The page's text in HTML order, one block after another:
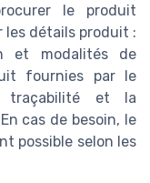
le produit
les détails produit :
et modalités de
fournies par le
traçabilité et la
cas de besoin, le
possible selon les